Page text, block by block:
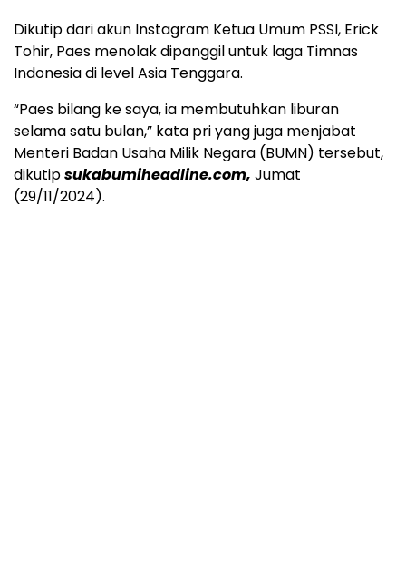
Dikutip dari akun Instagram Ketua Umum PSSI, Erick
Tohir, Paes menolak dipanggil untuk laga Timnas
Indonesia di level Asia Tenggara.
“Paes bilang ke saya, ia membutuhkan liburan
selama satu bulan,” kata pri yang juga menjabat
Menteri Badan Usaha Milik Negara (BUMN) tersebut,
dikutipsukabumiheadline.com, Jumat
(29/11/2024).